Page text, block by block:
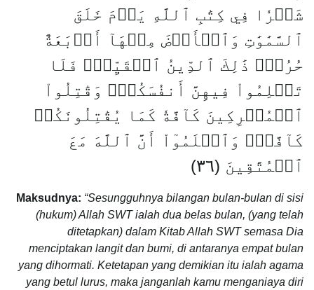
شَهۡرٗا فِي كِتَٰبِ ٱللَّهِ يَوۡمَ خَلَقَ
ٱلسَّمَٰوَٰتِ وَٱلۡأَرۡضَ مِنۡهَآ أَرۡبَعَةٌ
حُرُمٞۚ ذَٰلِكَ ٱلدِّينُ ٱلۡقَيِّمُۚ فَلَا
تَظۡلِمُواْ فِيهِنَّ أَنفُسَكُمۡۚ وَقَٰتِلُواْ
ٱلۡمُشۡرِكِينَ كَآفَّةٗ كَمَا يُقَٰتِلُونَكُمۡ
كَآفَّةٗۚ وَٱعۡلَمُوٓاْ أَنَّ ٱللَّهَ مَعَ
ٱلۡمُتَّقِينَ (٣٦)
Maksudnya: “Sesungguhnya bilangan bulan-bulan di sisi
(hukum) Allah SWT ialah dua belas bulan, (yang telah
ditetapkan) dalam Kitab Allah SWT semasa Dia
menciptakan langit dan bumi, di antaranya empat bulan
yang dihormati. Ketetapan yang demikian itu ialah agama
yang betul lurus, maka janganlah kamu menganiaya diri